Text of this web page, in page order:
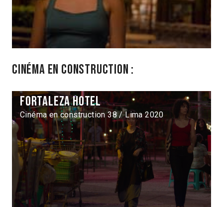
Cinéma en construction :
Fortaleza Hotel
Cinéma en construction 38 / Lima 2020